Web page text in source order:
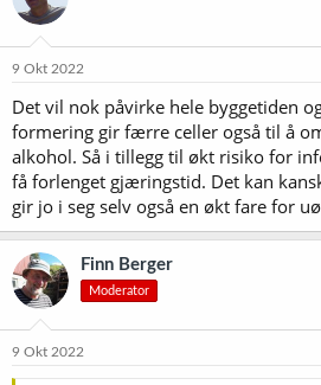
9 Okt 2022
Det vil nok påvirke hele byggetiden
formering gir færre celler også til å
alkohol. Så i tillegg til økt risiko for
få forlenget gjæringstid. Det kan
gir jo i seg selv også en økt fare for
Finn Berger
Moderator
9 Okt 2022